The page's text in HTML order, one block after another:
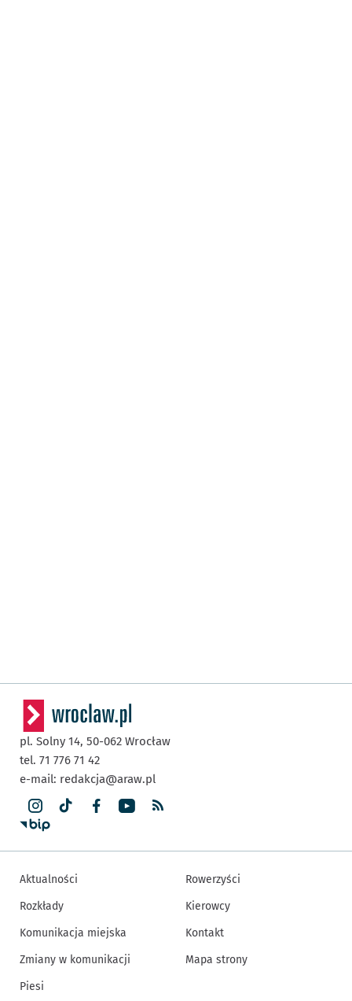
pl. Solny 14, 50-062 Wrocław
tel. 71 776 71 42
e-mail: redakcja@araw.pl
Aktualności
Rozkłady
Komunikacja miejska
Zmiany w komunikacji
Piesi
Rowerzyści
Kierowcy
Kontakt
Mapa strony